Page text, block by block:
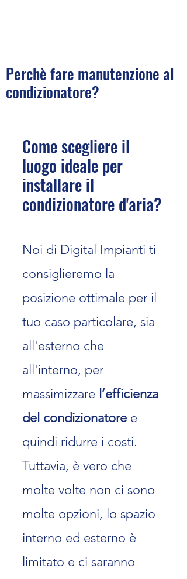
Perchè fare manutenzione al
condizionatore?​​​​​
Come scegliere il
luogo ideale per
installare il
condizionatore d'aria?
Noi di Digital Impianti ti
consiglieremo la
posizione ottimale per il
tuo caso particolare, sia
all'esterno che
all'interno, per
massimizzare l’efficienza
del condizionatore e
quindi ridurre i costi.
Tuttavia, è vero che
molte volte non ci sono
molte opzioni, lo spazio
interno ed esterno è
limitato e ci saranno